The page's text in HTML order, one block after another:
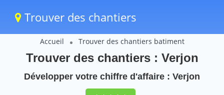
Trouver des chantiers
Accueil Trouver des chantiers batiment
Trouver des chantiers : Verjon
Développer votre chiffre d'affaire : Verjon